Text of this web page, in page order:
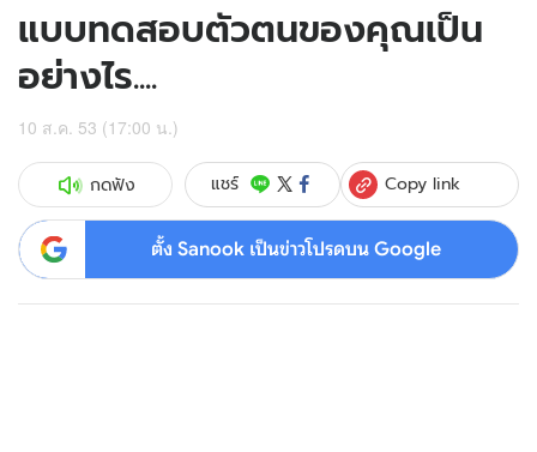
แบบทดสอบตัวตนของคุณเป็น
อย่างไร....
10 ส.ค. 53 (17:00 น.)
กดฟัง แชร์ Copy link
ตั้ง Sanook เป็นข่าวโปรดบน Google